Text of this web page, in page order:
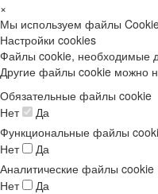
×
Мы используем файлы
Настройки cookies
Файлы cookie, необходимые
Другие файлы cookie можно
Обязательные файлы cookie
Нет
Да
Функциональные файлы
Нет
Да
Аналитические файлы cookie
Нет
Да